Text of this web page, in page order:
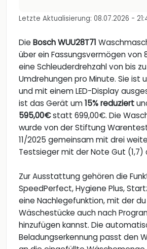
Letzte Aktualisierung: 08.07.2026 -
Die Bosch WUU28T71
über ein Fassungsvermögen von
eine Schleuderdrehzahl von bis zu
Umdrehungen pro Minute. Sie ist
und mit einem LED-Display
ist das Gerät um15% reduziert
595,00€statt 699,00€. Die
wurde von der Stiftung
11/2025 gemeinsam mit drei
Testsieger mit der Note Gut (1,7)
Zur Ausstattung gehören die
SpeedPerfect, Hygiene Plus,
eine Nachlegefunktion, mit der
Wäschestücke auch nach
hinzufügen kannst. Die
Beladungserkennung passt den